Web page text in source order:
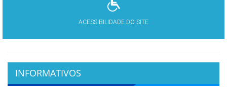
ACESSIBILIDADE DO SITE
INFORMATIVOS